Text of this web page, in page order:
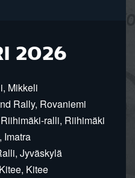
2026
Mikkeli
Rally, Rovaniemi
ralli, Riihimäki
Imatra
Jyväskylä
Kitee